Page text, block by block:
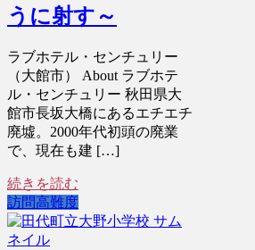
うに射す～
ラブホテル・センチュリー
（大館市） About ラブホテ
ル・センチュリー 秋田県大
館市長坂大橋にあるエチエチ
廃墟。2000年代初頭の廃業
で、現在も建 […]
続きを読む
訪問高難度